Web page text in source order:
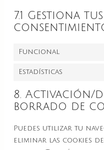
7.1 Gestiona
Funcional
Estadísticas
8. Activación/
borrado de
Puedes utilizar tu
eliminar las cookies